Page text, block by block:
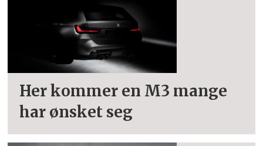
Her kommer en M3 mange
har ønsket seg